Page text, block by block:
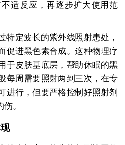
适反应，再逐步扩大使用范
特定波长的紫外线照射患处，
促进黑色素合成。这种物理疗
于皮肤基底层，帮助休眠的黑
每周需要照射两到三次，在专
进行，但要严格控制好照射剂
。